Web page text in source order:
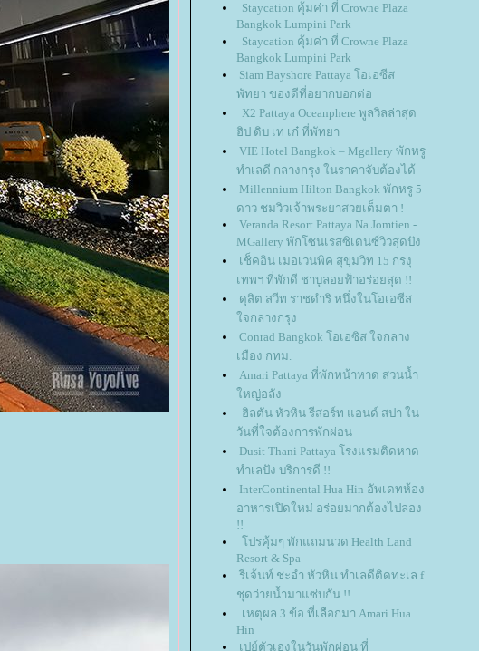
Staycation คุ้มค่า ที่ Crowne Plaza
Bangkok Lumpini Park
Staycation คุ้มค่า ที่ Crowne Plaza
Bangkok Lumpini Park
Siam Bayshore Pattaya โอเอซีส
พัทยา ของดีที่อยากบอกต่อ
X2 Pattaya Oceanphere พูลวิลล่าสุด
ฮิป ดิบ เท่ เก๋ ที่พัทยา
VIE Hotel Bangkok – Mgallery พักหรู
ทำเลดี กลางกรุง ในราคาจับต้องได้
Millennium Hilton Bangkok พักหรู 5
ดาว ชมวิวเจ้าพระยาสวยเต็มตา !
Veranda Resort Pattaya Na Jomtien -
MGallery พักโซนเรสซิเดนซ์วิวสุดปัง
เช็คอิน เมอเวนพิค สุขุมวิท 15 กรงุ
เทพฯ ที่พักดี ชาบูลอยฟ้าอร่อยสุด !!
ดุสิต สวีท ราชดำริ หนึ่งในโอเอซีส
จกลางกรุง
Conrad Bangkok โอเอซิส ใจกลาง
เมือง กทม.
Amari Pattaya ที่พักหน้าหาด สวนน้ำ
หญ่อลัง
ฮิลตัน หัวหิน รีสอร์ท แอนด์ สปา ใน
วันที่ใจต้องการพักผ่อน
Dusit Thani Pattaya โรงแรมติดหาด
ทำเลปัง บริการดี !!
InterContinental Hua Hin อัพเดทห้อง
อาหารเปิดใหม่ อร่อยมากต้องไปลอง
!!
ปรคุ้มๆ พักแถมนวด Health Land
Resort & Spa
รีเจ้นท์ ชะอํา หัวหิน ทำเลดีติดทะเล f
ชุดว่ายน้ำมาแซ่บกัน !!
เหตุผล 3 ข้อ ที่เลือกมา Amari Hua
Hin
เปย์ตัวเองในวันพักผ่อน ที่